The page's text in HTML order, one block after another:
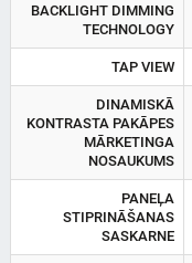
BACKLIGHT DIMMING
TECHNOLOGY
TAP VIEW
DINAMISKĀ
KONTRASTA PAKĀPES
MĀRKETINGA
NOSAUKUMS
PANEĻA
STIPRINĀŠANAS
SASKARNE